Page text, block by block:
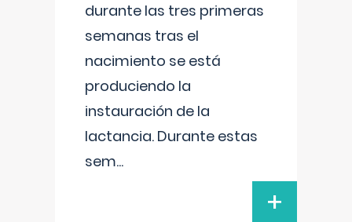
durante las tres primeras
semanas tras el
nacimiento se está
produciendo la
instauración de la
lactancia. Durante estas
sem...
+